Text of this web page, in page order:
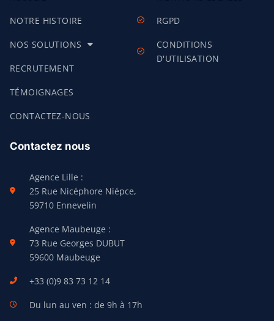
NOTRE HISTOIRE
NOS SOLUTIONS
RECRUTEMENT
TÉMOIGNAGES
CONTACTEZ-NOUS
RGPD
CONDITIONS
D'UTILISATION
Contactez nous
Agence Lille :
25 Rue Nicéphore Niépce,
59710 Ennevelin
Agence Maubeuge :
73 Rue Georges DUBUT
59600 Maubeuge
+33 (0)9 83 73 12 14
Du lun au ven : de 9h à 17h